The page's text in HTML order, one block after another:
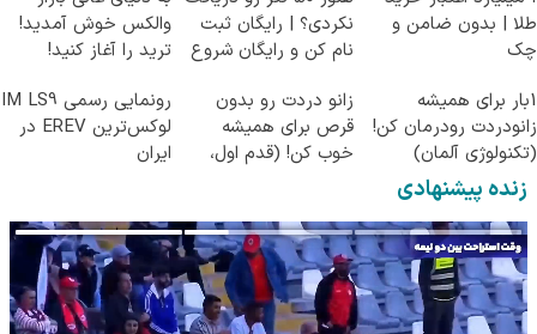
طلا | بدون ضامن و
چک
نکردی؟ | رایگان ثبت
نام کن و رایگان شروع
والکس خوش آمدید!
ترید را آغاز کنید!
1بار برای همیشه
زانودردت رودرمان کن!
(تکنولوژی آلمان)
◂پرسشنامه▸
زانو دردت رو بدون
قرص برای همیشه
خوب کن! (قدم اول،
رونمایی رسمی IM LS9
لوکس‌ترین EREV در
ایران
زنده پیشنهادی